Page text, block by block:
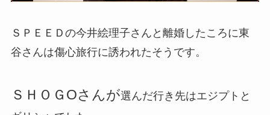
ＳＰＥＥＤの今井絵理子さんと離婚したころに東
谷さんは傷心旅行に誘われたそうです。
ＳＨＯＧOさんが選んだ行き先はエジプトと